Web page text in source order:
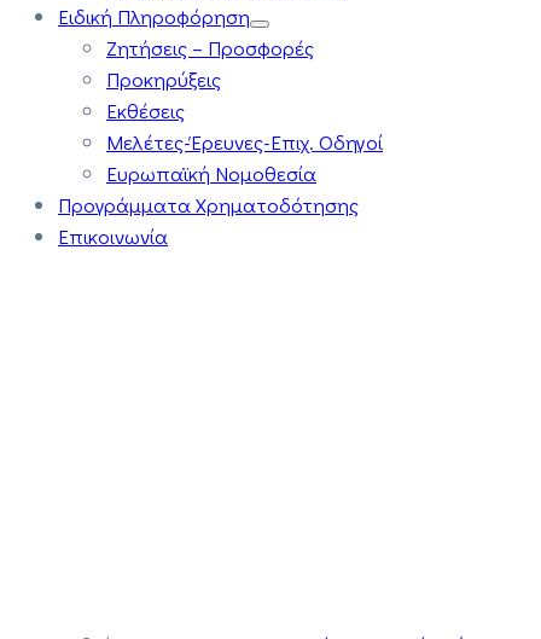
Ειδική Πληροφόρηση
Ζητήσεις – Προσφορές
Προκηρύξεις
Εκθέσεις
Μελέτες-Έρευνες-Επιχ. Οδηγοί
Ευρωπαϊκή Νομοθεσία
Προγράμματα Χρηματοδότησης
Επικοινωνία